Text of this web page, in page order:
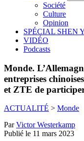
Société
Culture
Opinion
SPÉCIAL SHEN
VIDÉO
Podcasts
Monde.
entreprises
et ZTE de
ACTUALITÉ > Monde
ParVictor Westerkamp
Publié le 11 mars 2023